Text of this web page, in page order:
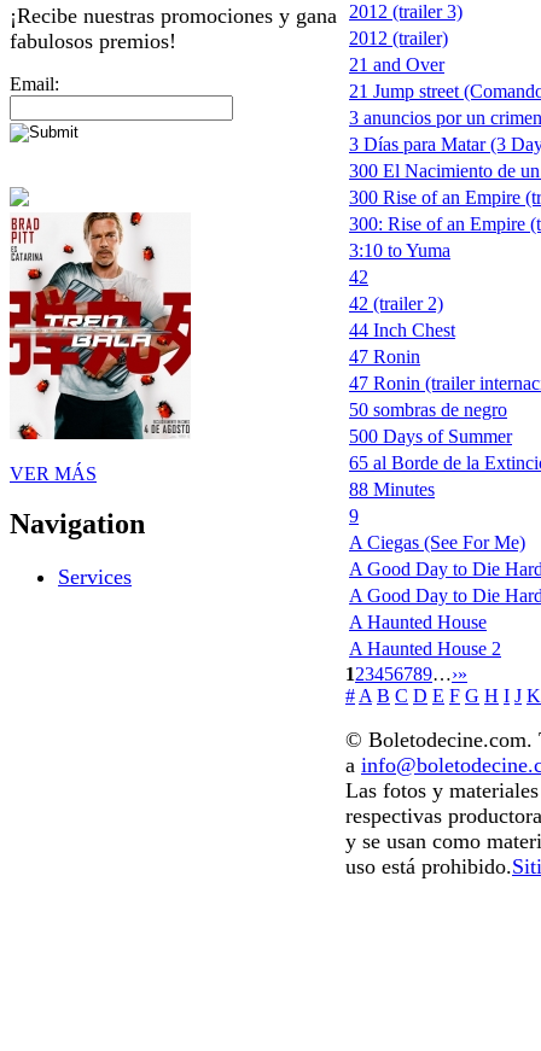
¡Recibe nuestras promociones y gana
fabulosos premios!
Email:
VER MÁS
Navigation
Services
2012 (trailer 3)
2012 (trailer)
21 and Over
21 Jump street
3 anuncios por un
3 Días para Matar (3
300 El Nacimiento de
300 Rise of an Empire
300: Rise of an Empire
3:10 to Yuma
42
42 (trailer 2)
44 Inch Chest
47 Ronin
47 Ronin (trailer
50 sombras de negro
500 Days of Summer
65 al Borde de la
88 Minutes
9
A Ciegas (See For Me)
A Good Day to Die
A Good Day to Die
A Haunted House
A Haunted House 2
123456789…›»
# A B C D E F G H I J K
© Boletodecine.com.
a
Las fotos y
respectivas
y se usan como
uso está prohibido.